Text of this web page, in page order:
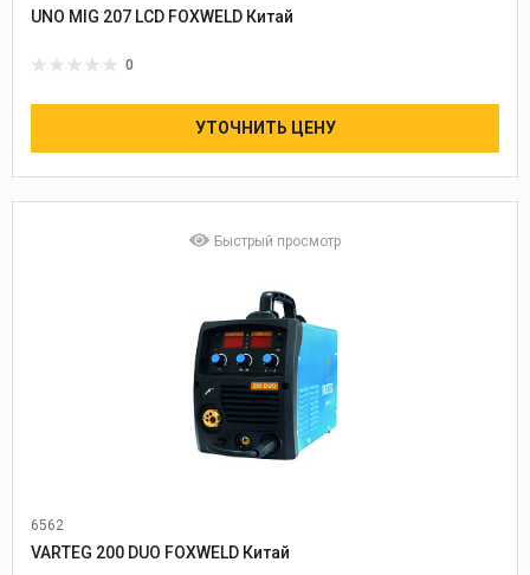
Диаметр проволоки:
0,6-1,2 UNO MIG 207 LCD FOXWELD Китай
0
УТОЧНИТЬ ЦЕНУ
Быстрый просмотр
6562
Диаметр проволоки: 0,6-1,0 VARTEG 200 DUO FOXWELD Китай